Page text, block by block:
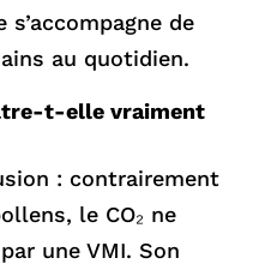
de
au quotidien.
t-elle vraiment
: contrairement
le CO₂ ne
une VMI. Son